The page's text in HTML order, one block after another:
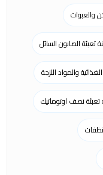
تعبئة الصابون السائل
والمواد اللزجة
تعبئة نصف اوتوماتيك